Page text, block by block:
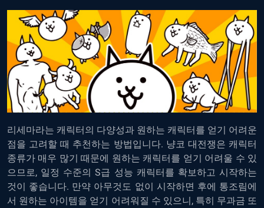
리세마라는 캐릭터의 다양성과 원하는 캐릭터를 얻기 어려운
점을 고려할 때 추천하는 방법입니다. 냥코 대전쟁은 캐릭터
종류가 매우 많기 때문에 원하는 캐릭터를 얻기 어려울 수 있
으므로, 일정 수준의 S급 성능 캐릭터를 확보하고 시작하는
것이 좋습니다. 만약 아무것도 없이 시작하면 후에 통조림에
서 원하는 아이템을 얻기 어려워질 수 있으니, 특히 무과금 또